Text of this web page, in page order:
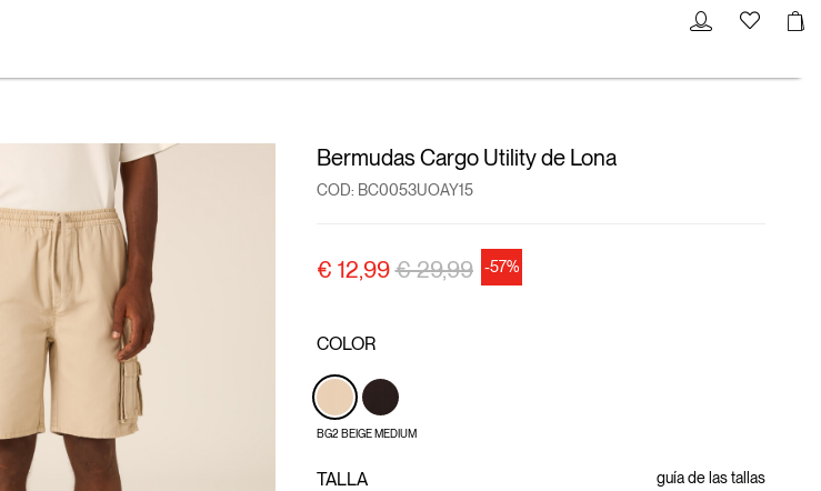
Bermudas Cargo Utility de Lona
COD: BC0053UOAY15
€ 12,99precio rebajado desde
€ 29,99a -57%
COLOR
BG2 BEIGE MEDIUM
TALLA guía de las tallas